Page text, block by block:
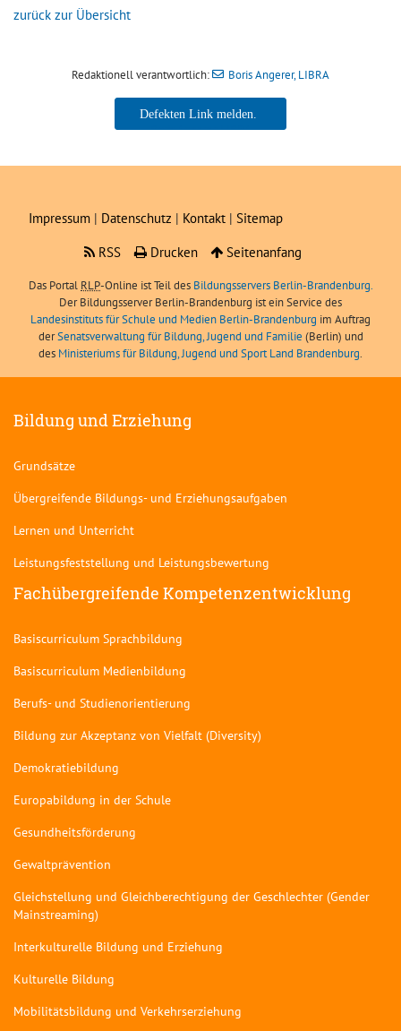
zurück zur Übersicht
Redaktionell verantwortlich: Boris Angerer, LIBRA
Boris Angerer, LIBRA
Impressum | Datenschutz | Kontakt | Sitemap
RSS
Drucken Seitenanfang
Das Portal RLP-Online ist Teil des Bildungsservers Berlin-Brandenburg.
Der Bildungsserver Berlin-Brandenburg ist ein Service des
Landesinstituts für Schule und Medien Berlin-Brandenburg im Auftrag
derSenatsverwaltung für Bildung, Jugend und Familie (Berlin) und
des Ministeriums für Bildung, Jugend und Sport Land Brandenburg.
Bildung und Erziehung
Grundsätze
Übergreifende Bildungs- und Erziehungsaufgaben
Lernen und Unterricht
Leistungsfeststellung und Leistungsbewertung
Fachübergreifende Kompetenzentwicklung
Basiscurriculum Sprachbildung
Basiscurriculum Medienbildung
Berufs- und Studienorientierung
Bildung zur Akzeptanz von Vielfalt (Diversity)
Demokratiebildung
Europabildung in der Schule
Gesundheitsförderung
Gewaltprävention
Gleichstellung und Gleichberechtigung der Geschlechter (Gender
Mainstreaming)
Interkulturelle Bildung und Erziehung
Kulturelle Bildung
Mobilitätsbildung und Verkehrserziehung